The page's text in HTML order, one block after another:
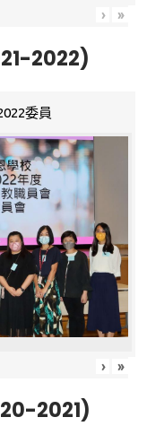
› »
2022)
委員
› »
2021)